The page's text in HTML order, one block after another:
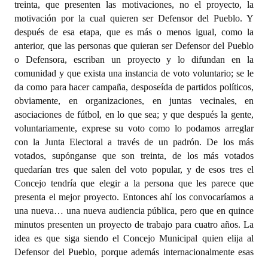
treinta, que presenten las motivaciones, no el proyecto, la
motivación por la cual quieren ser Defensor del Pueblo. Y
después de esa etapa, que es más o menos igual, como la
anterior, que las personas que quieran ser Defensor del Pueblo
o Defensora, escriban un proyecto y lo difundan en la
comunidad y que exista una instancia de voto voluntario; se le
da como para hacer campaña, desposeída de partidos políticos,
obviamente, en organizaciones, en juntas vecinales, en
asociaciones de fútbol, en lo que sea; y que después la gente,
voluntariamente, exprese su voto como lo podamos arreglar
con la Junta Electoral a través de un padrón. De los más
votados, supónganse que son treinta, de los más votados
quedarían tres que salen del voto popular, y de esos tres el
Concejo tendría que elegir a la persona que les parece que
presenta el mejor proyecto. Entonces ahí los convocaríamos a
una nueva… una nueva audiencia pública, pero que en quince
minutos presenten un proyecto de trabajo para cuatro años. La
idea es que siga siendo el Concejo Municipal quien elija al
Defensor del Pueblo, porque además internacionalmente esas